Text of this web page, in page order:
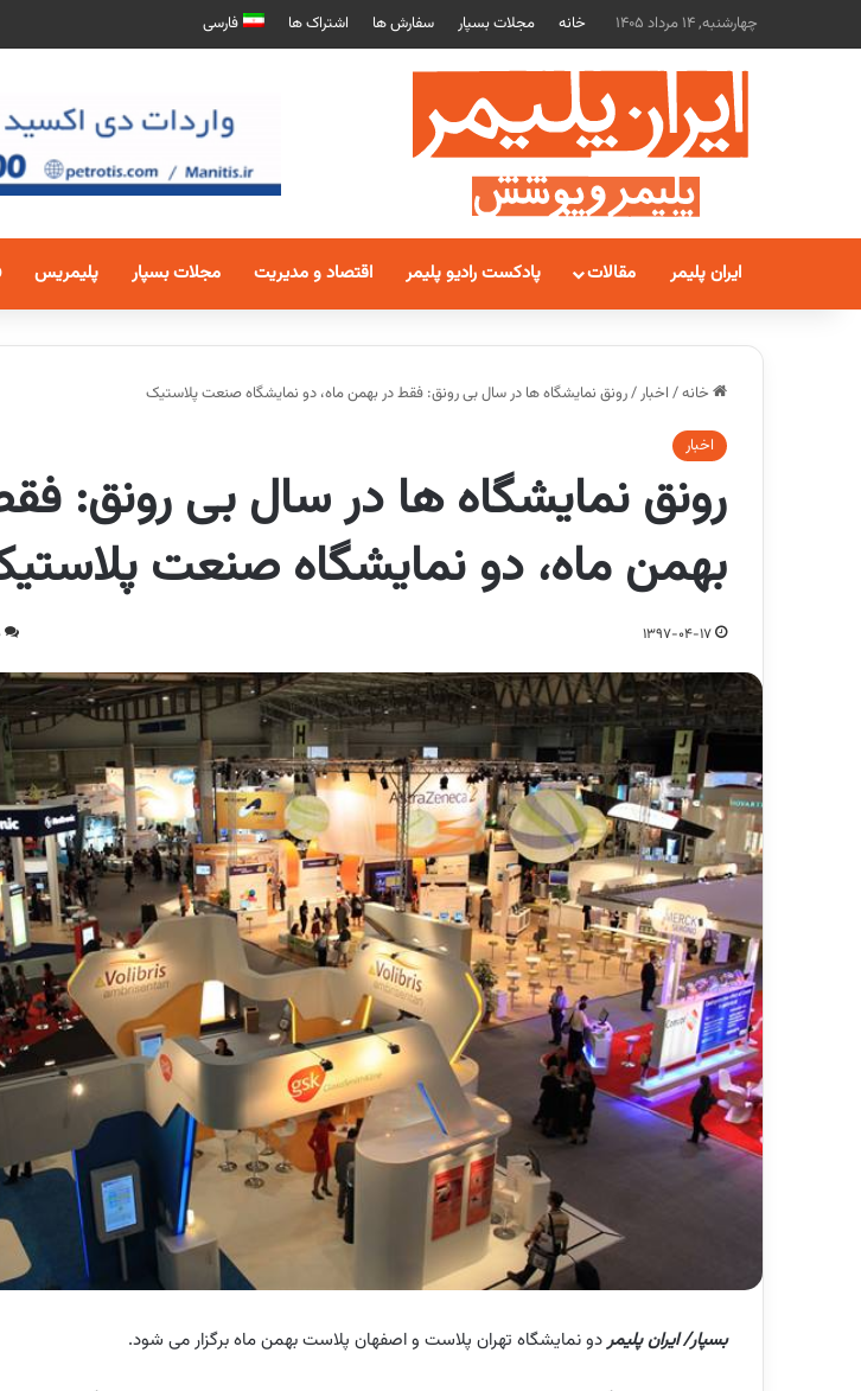
چهارشنبه, 14 مرداد 1405 خانه مجلات بسپار سفارش ها اشتراک ها فارسی
ایران پلیمر مقالات پادکست رادیو پلیمر اقتصاد و مدیریت مجلات بسپار پلیمریس
خانه/ اخبار/رونق نمایشگاه ها در سال بی رونق: فقط در بهمن ماه، دو نمایشگاه صنعت پلاستیک
اخبار
رونق نمایشگاه ها در سال بی رونق:
بهمن ماه، دو نمایشگاه صنعت
1397-04-17
بسپار/ ایران پلیمردو نمایشگاه تهران پلاست و اصفهان پلاست بهمن ماه برگزار می شود.